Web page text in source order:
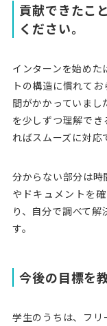
貢献できたこ
ください。
インターンを始め
トの構造に慣れて
間がかかっていま
を少しずつ理解で
ればスムーズに対応
分からない部分は
やドキュメントを
り、自分で調べて
す。
今後の目標を
学生のうちは、フリ